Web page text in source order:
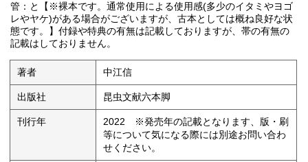
管：と【※裸本です。通常使用による使用感(多少のイタミやヨゴ
レやヤケ)がある場合がございますが、古本としては概ね良好な状
態です。】付録や特典の有無は記載しておりますが、帯の有無の
記載はしておりません。
著者 中江信
出版社 昆虫文献六本脚
刊行年
2022 ※発売年の記載となります、版・刷
等について気になる際には別途お問い合わ
せください。